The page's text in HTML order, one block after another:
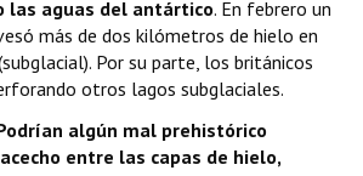
las aguas del antártico. En febrero un
más de dos kilómetros de hielo en
Por su parte, los británicos
otros lagos subglaciales.
algún mal prehistórico
entre las capas de hielo,